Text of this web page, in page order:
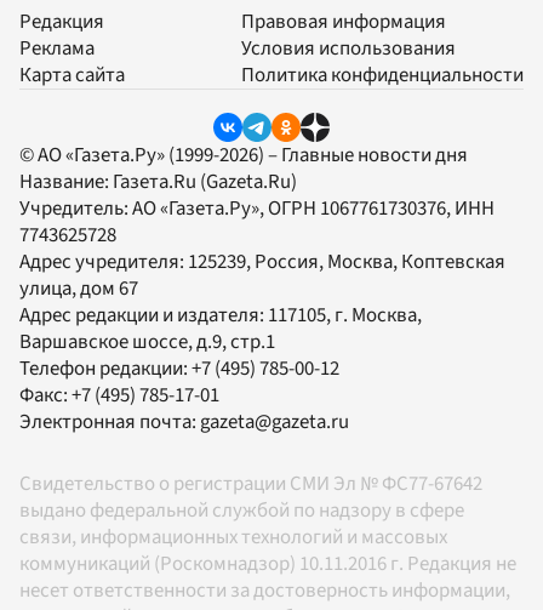
Редакция
Реклама
Карта сайта
Правовая информация
Условия использования
Политика конфиденциальности
© АО «Газета.Ру» (1999-2026) – Главные новости дня
Название: Газета.Ru (Gazeta.Ru)
Учредитель:АО «Газета.Ру», ОГРН 1067761730376, ИНН
7743625728
Адрес учредителя: 125239, Россия, Москва, Коптевская
улица, дом 67
Адрес редакции и издателя: 117105, г. Москва,
Варшавское шоссе, д.9, стр.1
Телефон редакции:+7 (495) 785-00-12
Факс:+7 (495) 785-17-01
Электронная почта:gazeta@gazeta.ru
Свидетельство о регистрации СМИ Эл № ФС77-67642
выдано федеральной службой по надзору в сфере
связи, информационных технологий и массовых
коммуникаций (Роскомнадзор) 10.11.2016 г. Редакция не
несет ответственности за достоверность информации,